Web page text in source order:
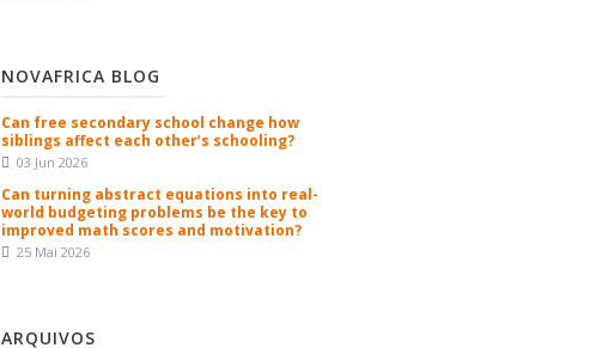
NOVAFRICA BLOG
Can free secondary school change how
siblings affect each other’s schooling?
03 Jun 2026
Can turning abstract equations into real-
world budgeting problems be the key to
improved math scores and motivation?
25 Mai 2026
ARQUIVOS